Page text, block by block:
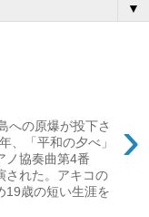
▼
›
への原爆が投下さ
、「平和の夕べ」
ノ協奏曲第4番
された。アキコの
19歳の短い生涯を